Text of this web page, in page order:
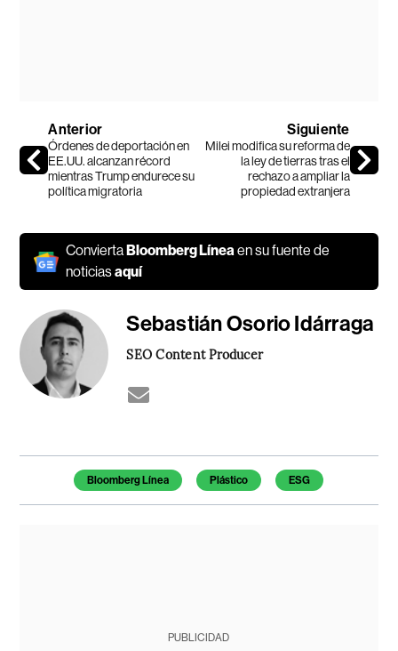
Anterior
Órdenes de deportación en
EE.UU. alcanzan récord
mientras Trump endurece su
política migratoria
Siguiente
Milei modifica su reforma de
la ley de tierras tras el
rechazo a ampliar la
propiedad extranjera
Convierta Bloomberg Líneaen su fuente de
noticiasaquí
Sebastián Osorio Idárraga
SEO Content Producer
Temas de este artículo
Bloomberg Línea Plástico ESG
PUBLICIDAD